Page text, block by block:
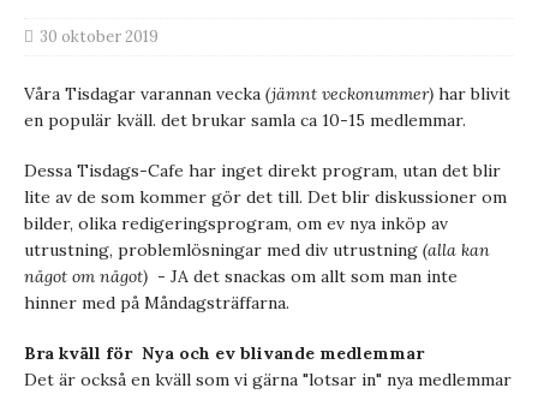
30 oktober 2019
Våra Tisdagar varannan vecka (jämnt veckonummer) har blivit
en populär kväll. det brukar samla ca 10-15 medlemmar.
Dessa Tisdags-Cafe har inget direkt program, utan det blir
lite av de som kommer gör det till. Det blir diskussioner om
bilder, olika redigeringsprogram, om ev nya inköp av
utrustning, problemlösningar med div utrustning (alla kan
något om något) - JA det snackas om allt som man inte
hinner med på Måndagsträffarna.
Bra kväll för Nya och ev blivande medlemmar
Det är också en kväll som vi gärna "lotsar in" nya medlemmar